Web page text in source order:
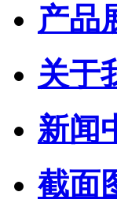
产品
关于
新闻
截面